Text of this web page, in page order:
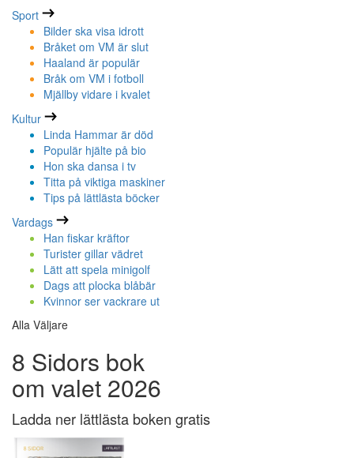
Sport
Bilder ska visa idrott
Bråket om VM är slut
Haaland är populär
Bråk om VM i fotboll
Mjällby vidare i kvalet
Kultur
Linda Hammar är död
Populär hjälte på bio
Hon ska dansa i tv
Titta på viktiga maskiner
Tips på lättlästa böcker
Vardags
Han fiskar kräftor
Turister gillar vädret
Lätt att spela minigolf
Dags att plocka blåbär
Kvinnor ser vackrare ut
Alla Väljare
8 Sidors bok
om valet 2026
Ladda ner lättlästa boken gratis